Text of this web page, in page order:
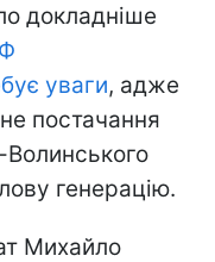
докладніше
уваги, адже
постачання
Волинського
генерацію.
Михайло